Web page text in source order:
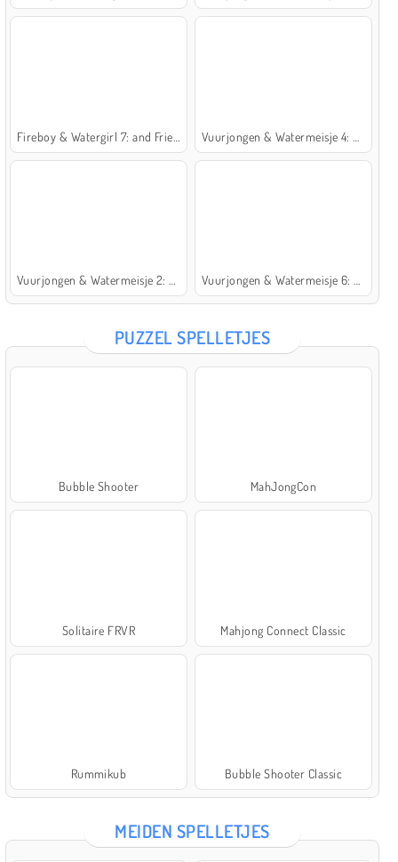
PUZZEL SPELLETJES
Bubble Shooter MahJongCon
Solitaire FRVR Mahjong Connect Classic
Rummikub Bubble Shooter Classic
MEIDEN SPELLETJES